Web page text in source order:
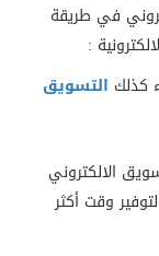
في طريقة
:
كذلك التسويق
الالكتروني
وقت أكثر